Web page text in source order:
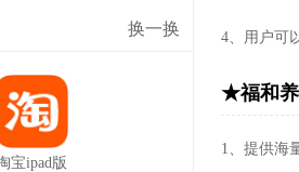
换一换
宝ipad版
4、用户可
★福和养
1、提供海